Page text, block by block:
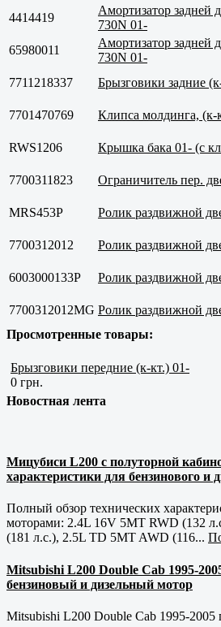
4414419
Амортизатор
730N 01-
65980011
Амортизатор
730N 01-
7711218337
Брызговики задние
7701470769
Клипса молдинга, (к-
RWS1206
Крышка бака 01- (c
7700311823
Ограничитель пер.
MRS453P
Ролик раздвижной
7700312012
Ролик раздвижной
6003000133P
Ролик раздвижной
7700312012MG Ролик раздвижной
Просмотренные товары:
Брызговики передние (к-кт.) 01-
0 грн.
Новостная лента
Мицубиси L200 с полуторной
характеристики для бензинового и
Полный обзор технических
моторами: 2.4L 16V 5MT RWD (132
(181 л.с.), 2.5L TD 5MT AWD (116...
Mitsubishi L200 Double Cab 1995-
бензиновый и дизельный мотор
Mitsubishi L200 Double Cab 1995-2005